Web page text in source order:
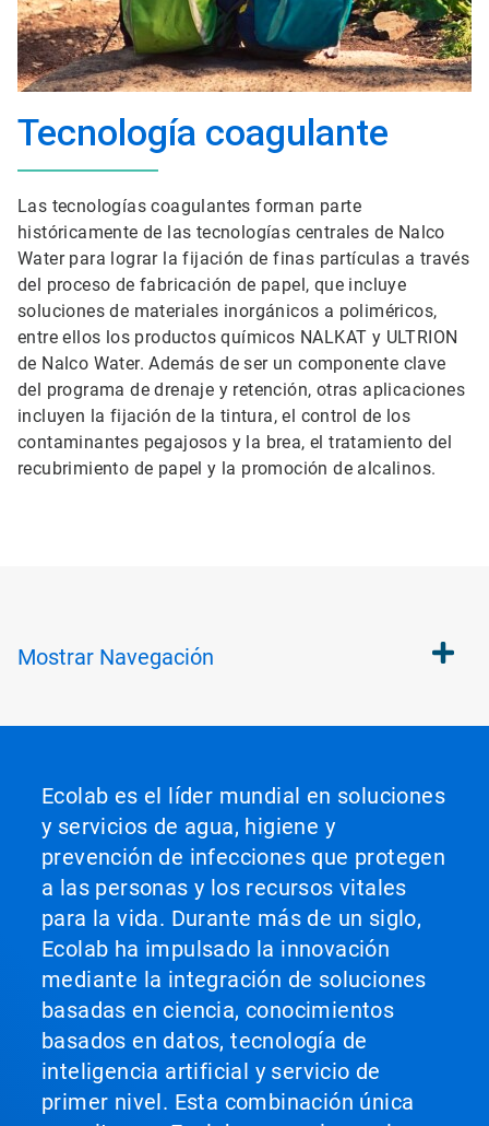
Tecnología coagulante
Las tecnologías coagulantes forman parte
históricamente de las tecnologías centrales de Nalco
Water para lograr la fijación de finas partículas a través
del proceso de fabricación de papel, que incluye
soluciones de materiales inorgánicos a poliméricos,
entre ellos los productos químicos NALKAT y ULTRION
de Nalco Water. Además de ser un componente clave
del programa de drenaje y retención, otras aplicaciones
incluyen la fijación de la tintura, el control de los
contaminantes pegajosos y la brea, el tratamiento del
recubrimiento de papel y la promoción de alcalinos.
Mostrar Navegación
Ecolab es el líder mundial en soluciones
y servicios de agua, higiene y
prevención de infecciones que protegen
a las personas y los recursos vitales
para la vida. Durante más de un siglo,
Ecolab ha impulsado la innovación
mediante la integración de soluciones
basadas en ciencia, conocimientos
basados en datos, tecnología de
inteligencia artificial y servicio de
primer nivel. Esta combinación única